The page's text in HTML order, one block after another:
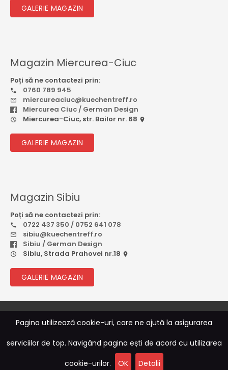
Pagina utilizează cookie-uri, care ne ajută la asigurarea
serviciilor de top. Navigând pagina ești de acord cu utilizarea
cookie-urilor.
OK Detalii
GALERIE MAGAZIN
Magazin Miercurea-Ciuc
Poți să ne contactezi prin:
0760 789 945
miercureaciuc@kuechentreff.ro
Miercurea Ciuc / German Design
Miercurea-Ciuc, str. Bailor nr. 68
GALERIE MAGAZIN
Magazin Sibiu
Poți să ne contactezi prin:
0722 437 350 / 0752 641 078
sibiu@kuechentreff.ro
Sibiu / German Design
Sibiu, Strada Prahovei nr.18
GALERIE MAGAZIN
© 2026Rebootcode Soft
| Termeni și Condiții|ANPC|
Confidențialitate